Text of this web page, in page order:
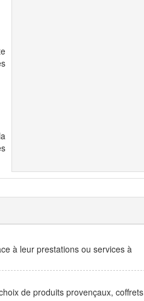
à leur prestations ou services à
de produits provençaux, coffrets